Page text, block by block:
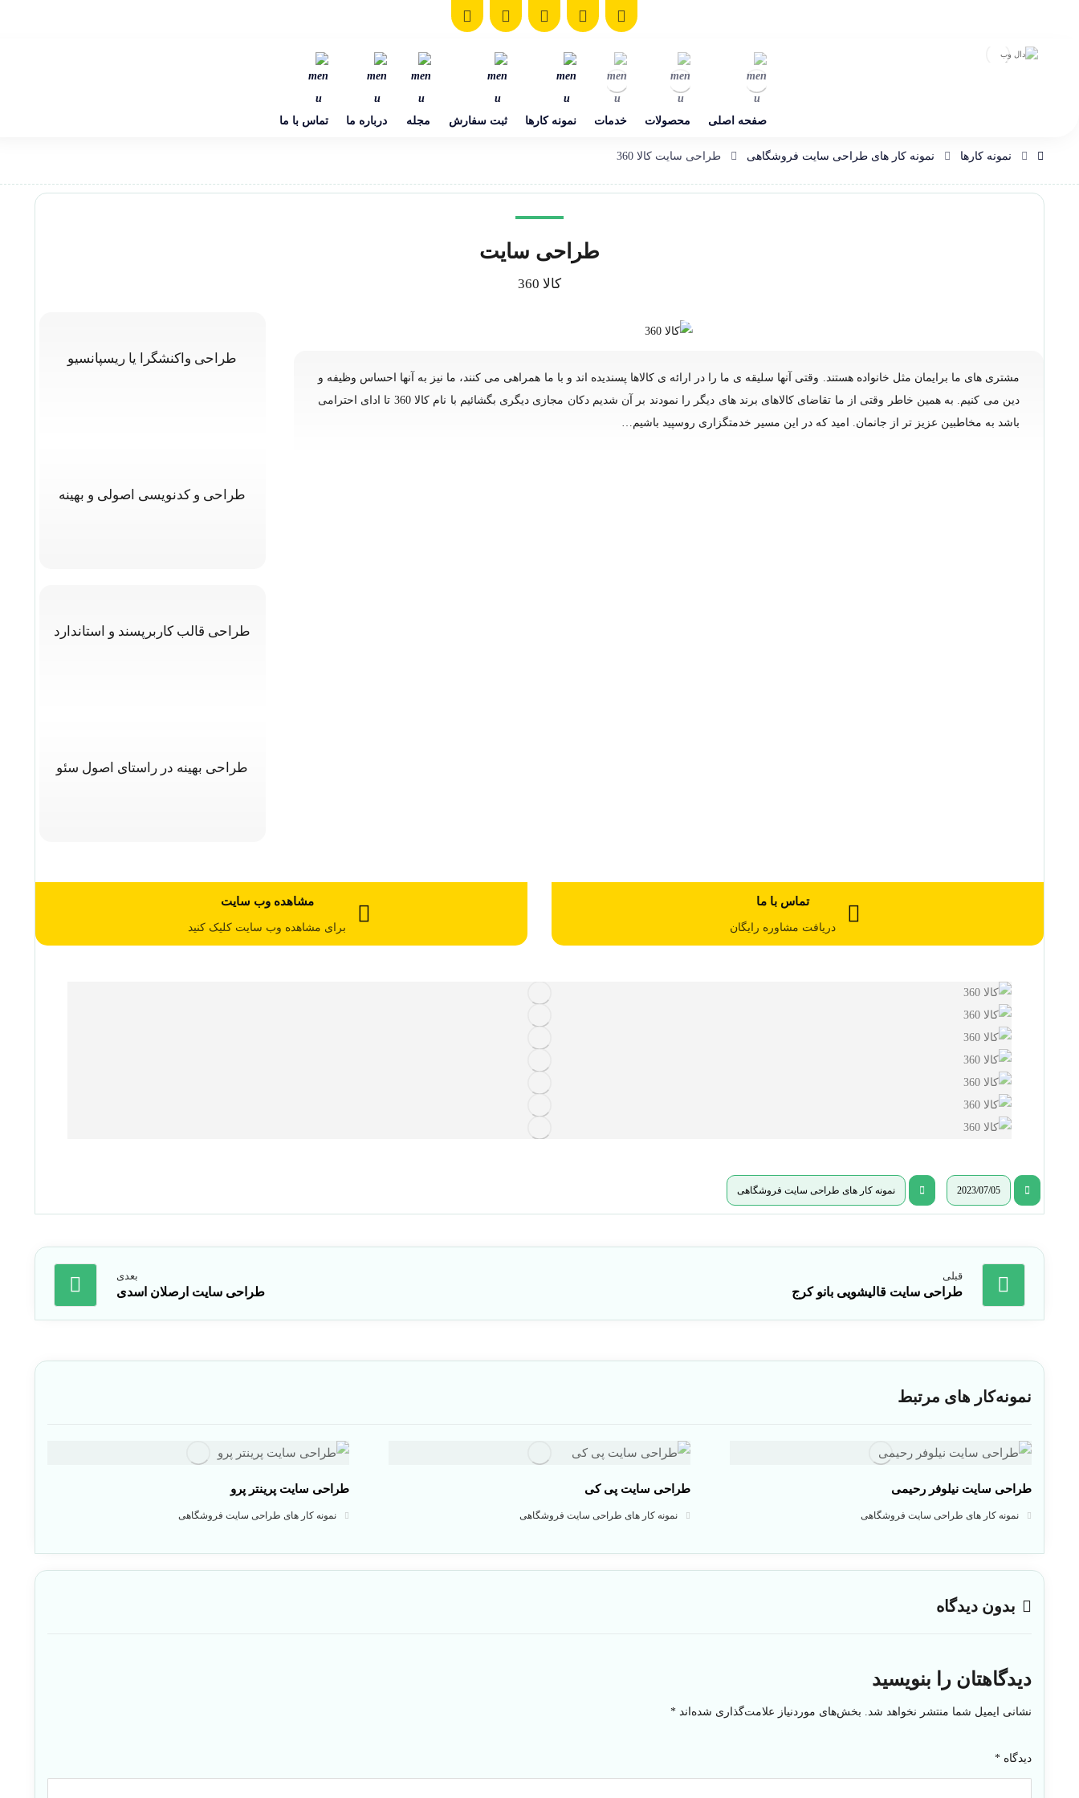
صفحه اصلی محصولات خدمات نمونه کارها ثبت سفارش مجله درباره ما تماس با ما
نمونه کارها نمونه کار های طراحی سایت فروشگاهی طراحی سایت کالا 360
طراحی سایت
کالا 360
مشتری های ما برایمان مثل خانواده هستند. وقتی آنها سلیقه ی ما را در ارائه ی کالاها پسندیده اند و با ما همراهی می کنند، ما نیز به آنها احساس وظیفه و
دین می کنیم. به همین خاطر وقتی از ما تقاضای کالاهای برند های دیگر را نمودند بر آن شدیم دکان مجازی دیگری بگشائیم با نام کالا 360 تا ادای احترامی
باشد به مخاطبین عزیز تر از جانمان. امید که در این مسیر خدمتگزاری روسپید باشیم…
طراحی واکنشگرا یا ریسپانسیو
طراحی و کدنویسی اصولی و بهینه
طراحی قالب کاربرپسند و استاندارد
طراحی بهینه در راستای اصول سئو
تماس با ما
دریافت مشاوره رایگان
مشاهده وب سایت
برای مشاهده وب سایت کلیک کنید
2023/07/05 نمونه کار های طراحی سایت فروشگاهی
قبلی
طراحی سایت قالیشویی بانو کرج
بعدی
طراحی سایت ارصلان اسدی
نمونه‌کار های مرتبط
طراحی سایت نیلوفر رحیمی
نمونه کار های طراحی سایت فروشگاهی
طراحی سایت پی کی
نمونه کار های طراحی سایت فروشگاهی
طراحی سایت پرینتر پرو
نمونه کار های طراحی سایت فروشگاهی
بدون دیدگاه
دیدگاهتان را بنویسید
نشانی ایمیل شما منتشر نخواهد شد. بخش‌های موردنیاز علامت‌گذاری شده‌اند*
دیدگاه*